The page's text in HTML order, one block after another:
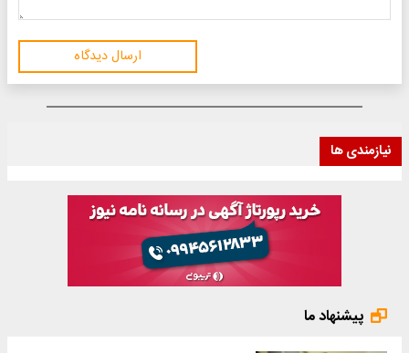
ارسال دیدگاه
نیازمندی ها
پیشنهاد ما